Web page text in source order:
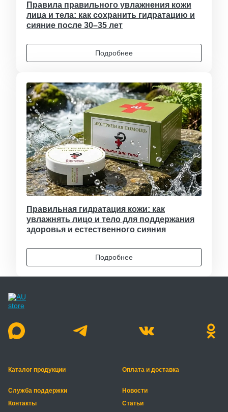
Правила правильного увлажнения кожи
лица и тела: как сохранить гидратацию и
сияние после 30–35 лет
Подробнее
Правильная гидратация кожи: как
увлажнять лицо и тело для поддержания
здоровья и естественного сияния
Подробнее
Каталог продукции Оплата и доставка
Служба поддержки
Новости
Контакты
Статьи